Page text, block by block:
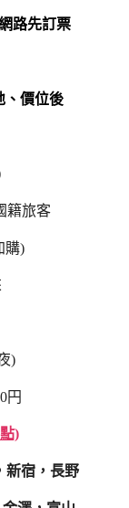
路先訂票
、價位後
籍旅客
購)
)
円
)
新宿， 長野